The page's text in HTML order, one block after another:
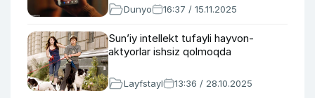
Dunyo 16:37 / 15.11.2025
Sun’iy intellekt tufayli hayvon-
aktyorlar ishsiz qolmoqda
Layfstayl 13:36 / 28.10.2025